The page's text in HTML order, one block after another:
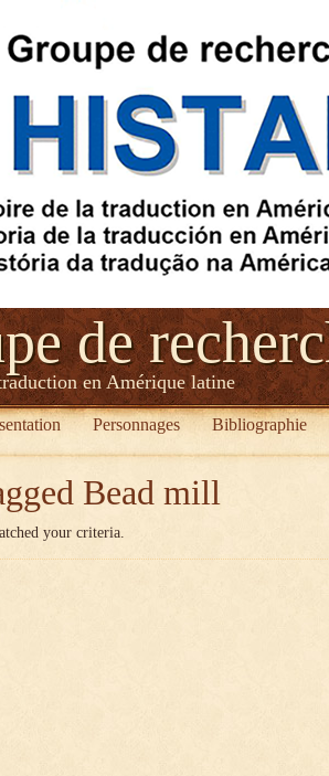
de
en Amérique latine
Personnages Bibliographie
Bead mill
your criteria.